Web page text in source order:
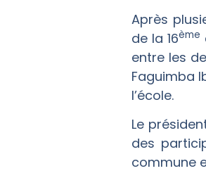
Après
de la 16ème
entre les
Faguimba
l’école.
Le
des
commune